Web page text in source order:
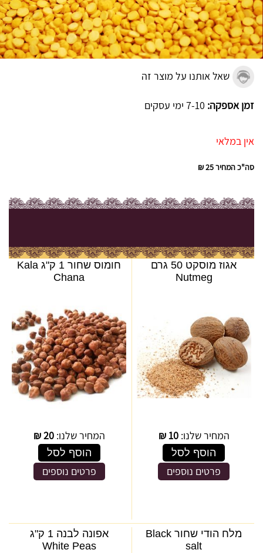
שאל אותנו על מוצר זה
זמן אספקה: 7-10 ימי עסקים
אין במלאי
סה"כ המחיר25 ₪
אגוז מוסקט 50 גרם
Nutmeg
המחיר שלנו:10
₪
הוסף לסל
פרטים נוספים
חומוס שחור 1 ק"ג Kala
Chana
המחיר שלנו:20
₪
הוסף לסל
פרטים נוספים
מלח הודי שחור Black
salt
אפונה לבנה 1 ק"ג
White Peas